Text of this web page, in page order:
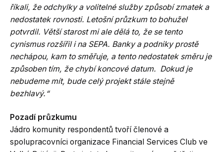
říkali, že odchylky a volitelné služby způsobí zmatek a
nedostatek rovnosti. Letošní průzkum to bohužel
potvrdil. Větší starost mi ale dělá to, že se tento
cynismus rozšířil i na SEPA. Banky a podniky prostě
nechápou, kam to směřuje, a tento nedostatek směru je
způsoben tím, že chybí koncové datum. Dokud je
nebudeme mít, bude celý projekt stále stejně
bezhlavý.“
Pozadí průzkumu
Jádro komunity respondentů tvoří členové a
spolupracovníci organizace Financial Services Club ve